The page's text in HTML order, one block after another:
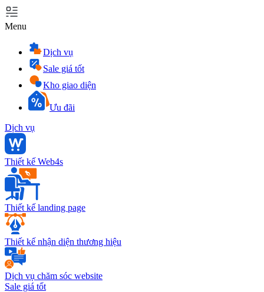
Menu
Dịch vụ
Sale giá tốt
Kho giao diện
Ưu đãi
Dịch vụ
Thiết kế Web4s
Thiết kế landing page
Thiết kế nhận diện thương hiệu
Dịch vụ chăm sóc website
Sale giá tốt